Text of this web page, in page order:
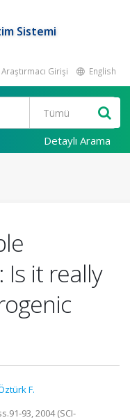
Sistemi
Araştırmacı Girişi English
Detaylı Arama
it really
F.
93, 2004 (SCI-